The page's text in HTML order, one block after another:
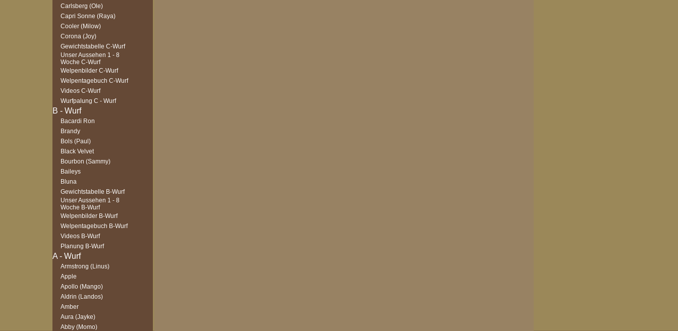
Carlsberg (Ole)
Capri Sonne (Raya)
Cooler (Milow)
Corona (Joy)
Gewichtstabelle C-Wurf
Unser Aussehen 1 - 8
Woche C-Wurf
Welpenbilder C-Wurf
Welpentagebuch C-Wurf
Videos C-Wurf
Wurfpalung C - Wurf
Bacardi Ron
Brandy
Bols (Paul)
Black Velvet
Bourbon (Sammy)
Baileys
Bluna
Gewichtstabelle B-Wurf
Unser Aussehen 1 - 8
Woche B-Wurf
Welpenbilder B-Wurf
Welpentagebuch B-Wurf
Videos B-Wurf
Planung B-Wurf
Armstrong (Linus)
Apple
Apollo (Mango)
Aldrin (Landos)
Amber
Aura (Jayke)
Abby (Momo)